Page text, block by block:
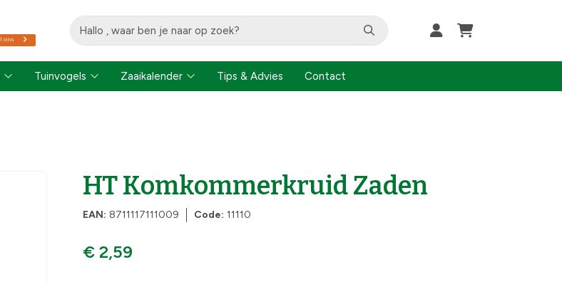
Tuinvogels Zaaikalender Tips & Advies Contact
HT Komkommerkruid Zaden
EAN: 8711117111009 Code: 11110
€ 2,59